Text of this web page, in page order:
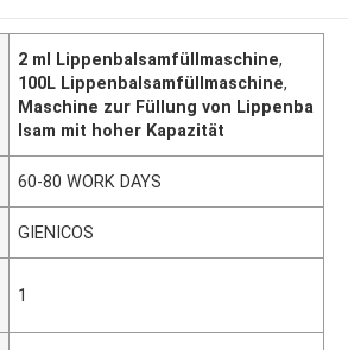
2 ml Lippenbalsamfüllmaschine,
100L Lippenbalsamfüllmaschine,
Maschine zur Füllung von Lippenba
lsam mit hoher Kapazität
60-80 WORK DAYS
GIENICOS
1